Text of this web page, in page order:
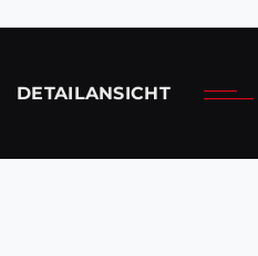
DETAILANSICHT